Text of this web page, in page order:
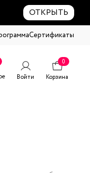
ОТКРЫТЬ
Сертификаты
Войти
0
Корзина